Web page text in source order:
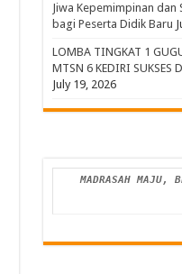
Jiwa Kepemimpinan dan
bagi Peserta Didik Baru
LOMBA TINGKAT 1
MTSN 6 KEDIRI SUKSES
July 19, 2026
MADRASAH MAJU,